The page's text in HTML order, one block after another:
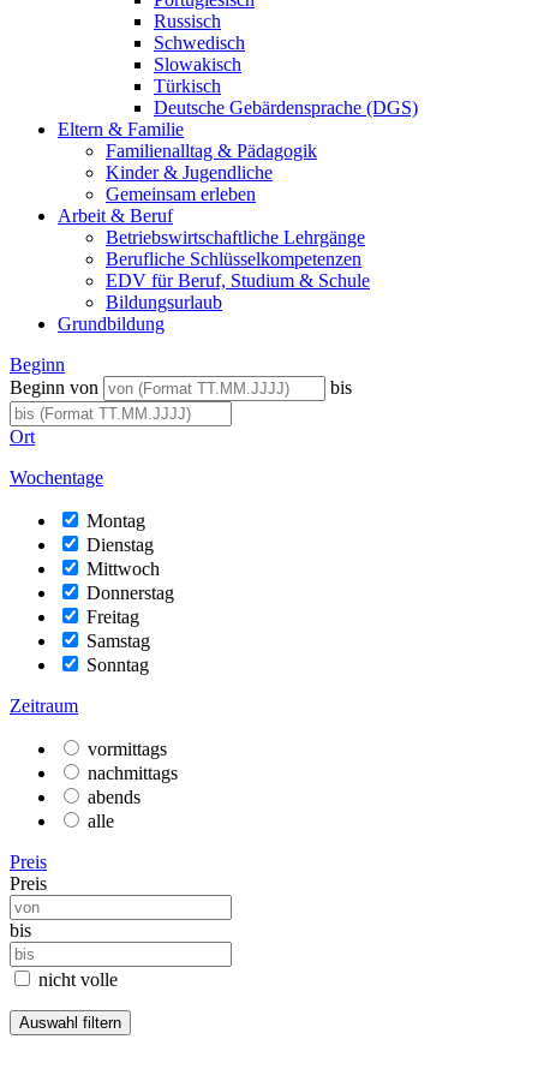
Russisch
Schwedisch
Slowakisch
Türkisch
Deutsche Gebärdensprache (DGS)
Eltern & Familie
Familienalltag & Pädagogik
Kinder & Jugendliche
Gemeinsam erleben
Arbeit & Beruf
Betriebswirtschaftliche Lehrgänge
Berufliche Schlüsselkompetenzen
EDV für Beruf, Studium & Schule
Bildungsurlaub
Grundbildung
Beginn
Beginn von
bis
Ort
Wochentage
Montag
Dienstag
Mittwoch
Donnerstag
Freitag
Samstag
Sonntag
Zeitraum
vormittags
nachmittags
abends
alle
Preis
Preis
bis
nicht volle